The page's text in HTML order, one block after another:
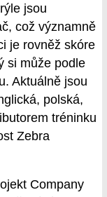
jsou
což významně
je rovněž skóre
si může podle
Aktuálně jsou
polská,
tréninku
Zebra
Company